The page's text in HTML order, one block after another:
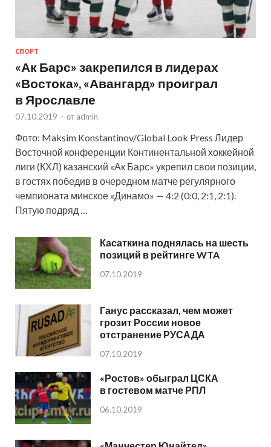
СПОРТ
«Ак Барс» закрепился в лидерах
«Востока», «Авангард» проиграл
в Ярославле
07.10.2019 - от admin
Фото: Maksim Konstantinov/Global Look Press Лидер
Восточной конференции Континентальной хоккейной
лиги (КХЛ) казанский «Ак Барс» укрепил свои позиции,
в гостях победив в очередном матче регулярного
чемпионата минское «Динамо» — 4:2 (0:0, 2:1, 2:1).
Пятую подряд …
Касаткина поднялась на шесть
позиций в рейтинге WTA
07.10.2019
Ганус рассказал, чем может
грозит России новое
отстранение РУСАДА
07.10.2019
«Ростов» обыграл ЦСКА
в гостевом матче РПЛ
06.10.2019